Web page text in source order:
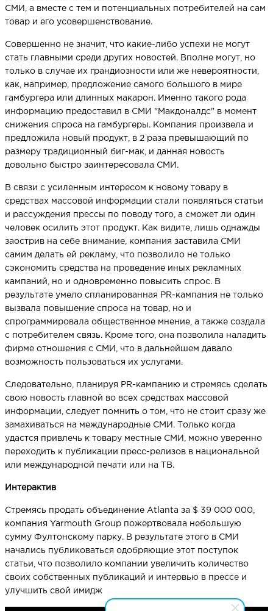
СМИ, а вместе с тем и потенциальных потребителей на сам
товар и его усовершенствование.
Совершенно не значит, что какие-либо успехи не могут
стать главными среди других новостей. Вполне могут, но
только в случае их грандиозности или же невероятности,
как, например, предложение самого большого в мире
гамбургера или длинных макарон. Именно такого рода
информацию предоставил в СМИ "Макдоналдс" в момент
снижения спроса на гамбургеры. Компания произвела и
предложила новый продукт, в 2 раза превышающий по
размеру традиционный биг-мак, и данная новость
довольно быстро заинтересовала СМИ.
В связи с усиленным интересом к новому товару в
средствах массовой информации стали появляться статьи
и рассуждения прессы по поводу того, а сможет ли один
человек осилить этот продукт. Как видите, лишь однажды
заострив на себе внимание, компания заставила СМИ
самим делать ей рекламу, что позволило не только
сэкономить средства на проведение иных рекламных
кампаний, но и одновременно повысить спрос. В
результате умело спланированная PR-кампания не только
вызвала повышение спроса на товар, но и
спрограммировала общественное мнение, а также создала
с потребителем связь. Кроме того, она позволила наладить
фирме отношения с СМИ, что в дальнейшем давало
возможность пользоваться их услугами.
Следовательно, планируя PR-кампанию и стремясь сделать
свою новость главной во всех средствах массовой
информации, следует помнить о том, что не стоит сразу же
замахиваться на международные СМИ. Только когда
удастся привлечь к товару местные СМИ, можно уверенно
переходить к публикации пресс-релизов в национальной
или международной печати или на ТВ.
Интерактив
Стремясь продать объединение Atlanta за $ 39 000 000,
компания Yarmouth Group пожертвовала небольшую
сумму Фултонскому парку. В результате этого в СМИ
начались публиковаться одобряющие этот поступок
статьи, что позволило компании увеличить количество
своих собственных публикаций и интервью в прессе и
улучшить свой имидж